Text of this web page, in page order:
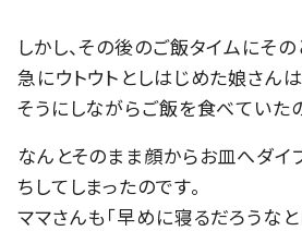
しかし、その後のご飯タイムにそ
急にウトウトとしはじめた娘さん
そうにしながらご飯を食べていた
なんとそのまま顔からお皿へダ
ちしてしまったのです。
ママさんも「早めに寝るだろうな